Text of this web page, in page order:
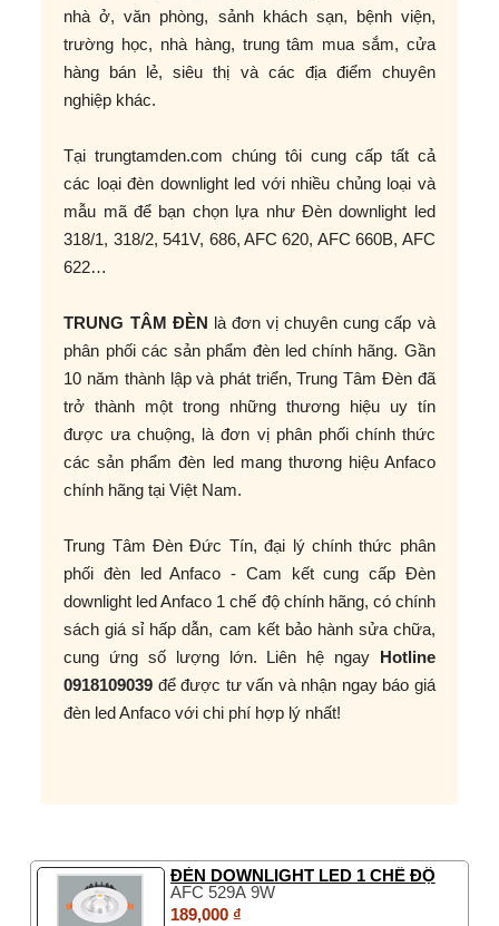
nhà ở, văn phòng, sảnh khách sạn, bệnh viện,
trường học, nhà hàng, trung tâm mua sắm, cửa
hàng bán lẻ, siêu thị và các địa điểm chuyên
nghiệp khác.
Tại trungtamden.com chúng tôi cung cấp tất cả
các loại đèn downlight led với nhiều chủng loại và
mẫu mã để bạn chọn lựa như Đèn downlight led
318/1, 318/2, 541V, 686, AFC 620, AFC 660B, AFC
622…
TRUNG TÂM ĐÈN là đơn vị chuyên cung cấp và
phân phối các sản phẩm đèn led chính hãng. Gần
10 năm thành lập và phát triển, Trung Tâm Đèn đã
trở thành một trong những thương hiệu uy tín
được ưa chuộng, là đơn vị phân phối chính thức
các sản phẩm đèn led mang thương hiệu Anfaco
chính hãng tại Việt Nam.
Trung Tâm Đèn Đức Tín, đại lý chính thức phân
phối đèn led Anfaco - Cam kết cung cấp Đèn
downlight led Anfaco 1 chế độ chính hãng, có chính
sách giá sỉ hấp dẫn, cam kết bảo hành sửa chữa,
cung ứng số lượng lớn. Liên hệ ngay Hotline
0918109039 để được tư vấn và nhận ngay báo giá
đèn led Anfaco với chi phí hợp lý nhất!
ĐÈN DOWNLIGHT LED 1 CHẾ ĐỘ
AFC 529A 9W
189,000 ₫